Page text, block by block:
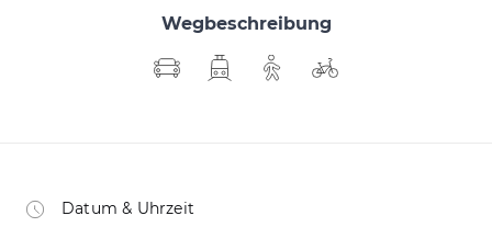
Wegbeschreibung
Datum & Uhrzeit